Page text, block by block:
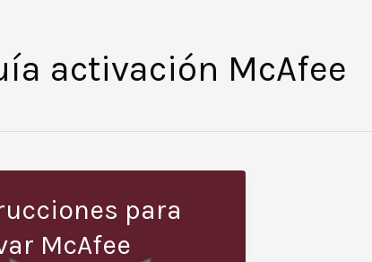
activación McAfee
para
McAfee